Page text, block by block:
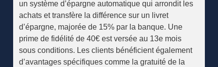
un système d’épargne automatique qui arrondit les
achats et transfère la différence sur un livret
d’épargne, majorée de 15% par la banque. Une
prime de fidélité de 40€ est versée au 13e mois
sous conditions. Les clients bénéficient également
d’avantages spécifiques comme la gratuité de la